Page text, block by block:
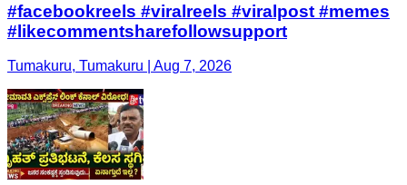
#facebookreels #viralreels #viralpost #memes
#likecommentsharefollowsupport
Tumakuru, Tumakuru | Aug 7, 2026